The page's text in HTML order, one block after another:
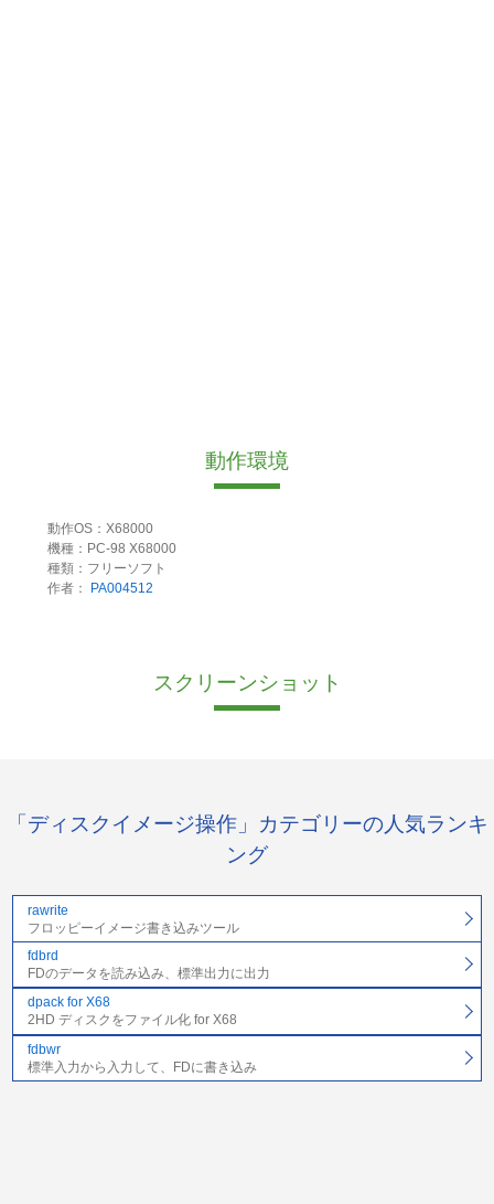
動作環境
動作OS：X68000
機種：PC-98 X68000
種類：フリーソフト
作者：
PA004512
スクリーンショット
「ディスクイメージ操作」カテゴリーの人気ランキ
ング
rawrite
フロッピーイメージ書き込みツール
fdbrd
FDのデータを読み込み、標準出力に出力
dpack for X68
2HD ディスクをファイル化 for X68
fdbwr
標準入力から入力して、FDに書き込み